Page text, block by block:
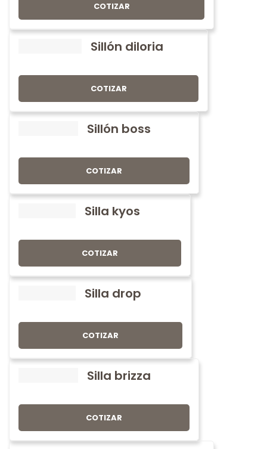
COTIZAR
Sillón diloria
COTIZAR
Sillón boss
COTIZAR
Silla kyos
COTIZAR
Silla drop
COTIZAR
Silla brizza
COTIZAR